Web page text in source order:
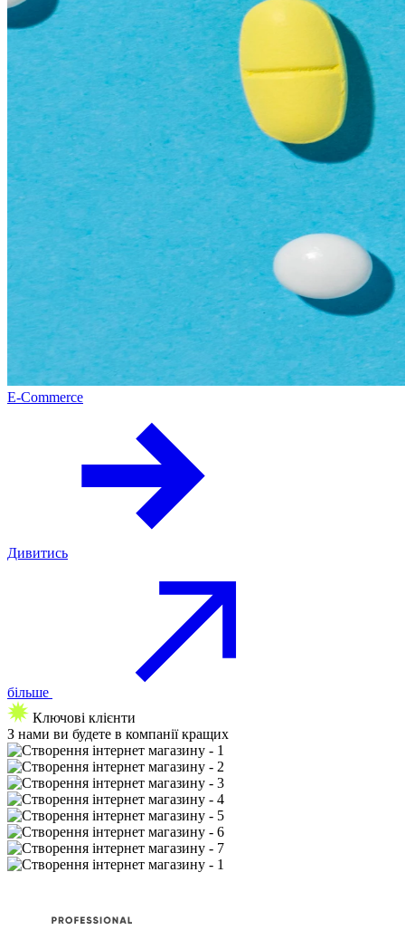
E-Commerce
Дивитись
більше
Ключові клієнти
З нами ви будете в компанії кращих